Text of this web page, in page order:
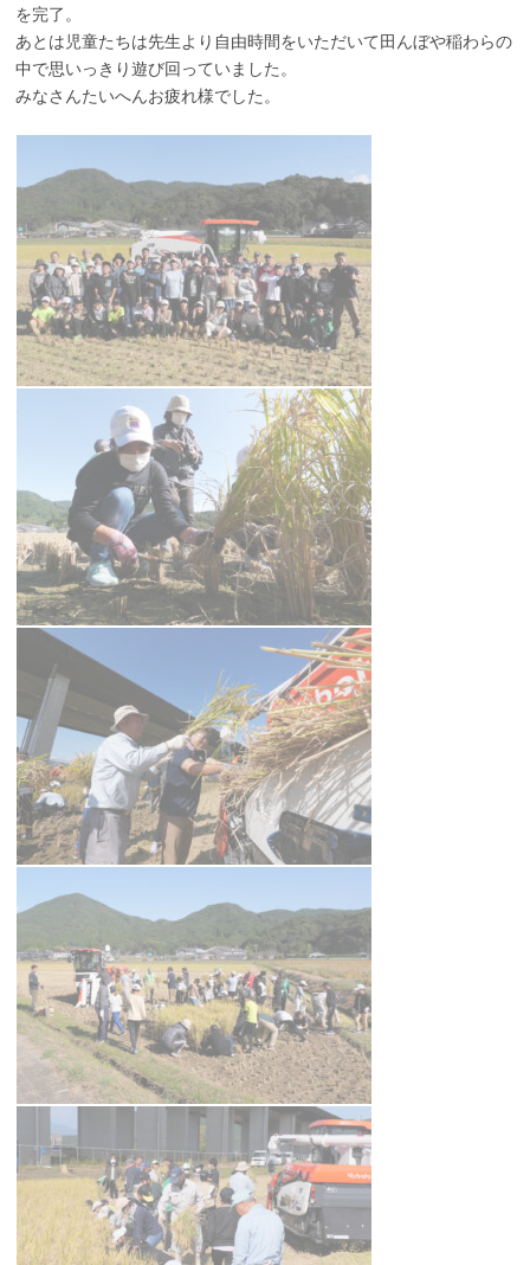
を完了。
あとは児童たちは先生より自由時間をいただいて田んぼや稲わらの
中で思いっきり遊び回っていました。
みなさんたいへんお疲れ様でした。